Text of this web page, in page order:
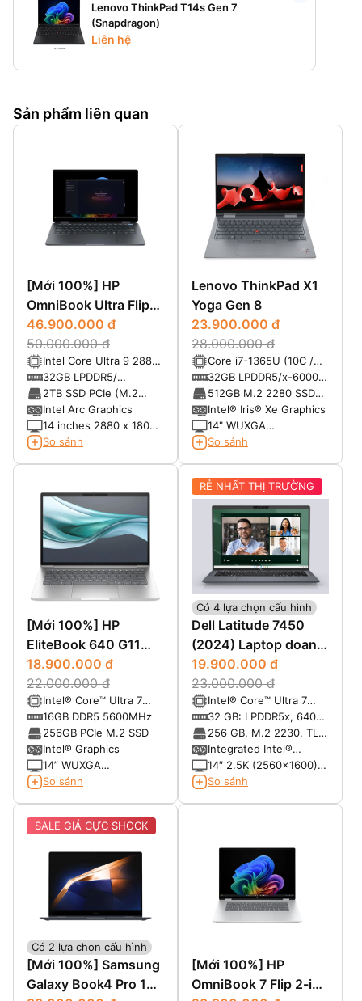
Lenovo ThinkPad T14s Gen 7
(Snapdragon)
Liên hệ
Sản phẩm liên quan
[Mới 100%] HP
OmniBook Ultra Flip
x360 14-fh0033dx
(2025)
46.900.000 đ
50.000.000 đ
Intel Core Ultra 9 288V
Processor (8 lõi) - Max
Turbo Frequency: 5. 10
GHz
32GB LPDDR5/
8533MHz
2TB SSD PCIe (M.2
2280)
Intel Arc Graphics
14 inches 2880 x 1800
pixels Tấm nền Oled
So sánh
Lenovo ThinkPad X1
Yoga Gen 8
23.900.000 đ
28.000.000 đ
Core i7-1365U (10C /
12T, up to 3.9GHz,
12MB Cache)
32GB LPDDR5/x-6000
soldered memory, not
upgradable
512GB M.2 2280 SSD
PCIe® NVMe®, PCIe®
4.0
Intel® Iris® Xe Graphics
14" WUXGA
(1920x1200), Multi-
1000:1, 100% sRGB
So sánh
[Mới 100%] HP
EliteBook 640 G11
(2024)
18.900.000 đ
22.000.000 đ
Intel® Core™ Ultra 7
155U vPro (12-Core,
14-Thread, 12MB
Cache, up to 4.8GHz
Max Turbo Frequency)
16GB DDR5 5600MHz
256GB PCIe M.2 SSD
Intel® Graphics
14” WUXGA
(1920*1200) IPS, Anti-
So sánh
Có 4 lựa chọn cấu hình
RẺ NHẤT THỊ TRƯỜNG
Dell Latitude 7450
(2024) Laptop doanh
nhân cao cấp
19.900.000 đ
23.000.000 đ
Intel® Core™ Ultra 7
165U, vPRO (12MB
cache, 12 cores, 14
threads, up to 4.9 GHz
Max Turbo)
32 GB: LPDDR5x, 6400
MT/s (onboard)
256 GB, M.2 2230, TLC
PCIe Gen 4 NVMe, SSD
Integrated Intel®
Graphics
14″ 2.5K (2560x1600)
ComfortView Plus,
So sánh
Có 2 lựa chọn cấu hình
SALE GIÁ CỰC SHOCK
[Mới 100%] Samsung
Galaxy Book4 Pro 16
[Mới 100%] HP
OmniBook 7 Flip 2-in-